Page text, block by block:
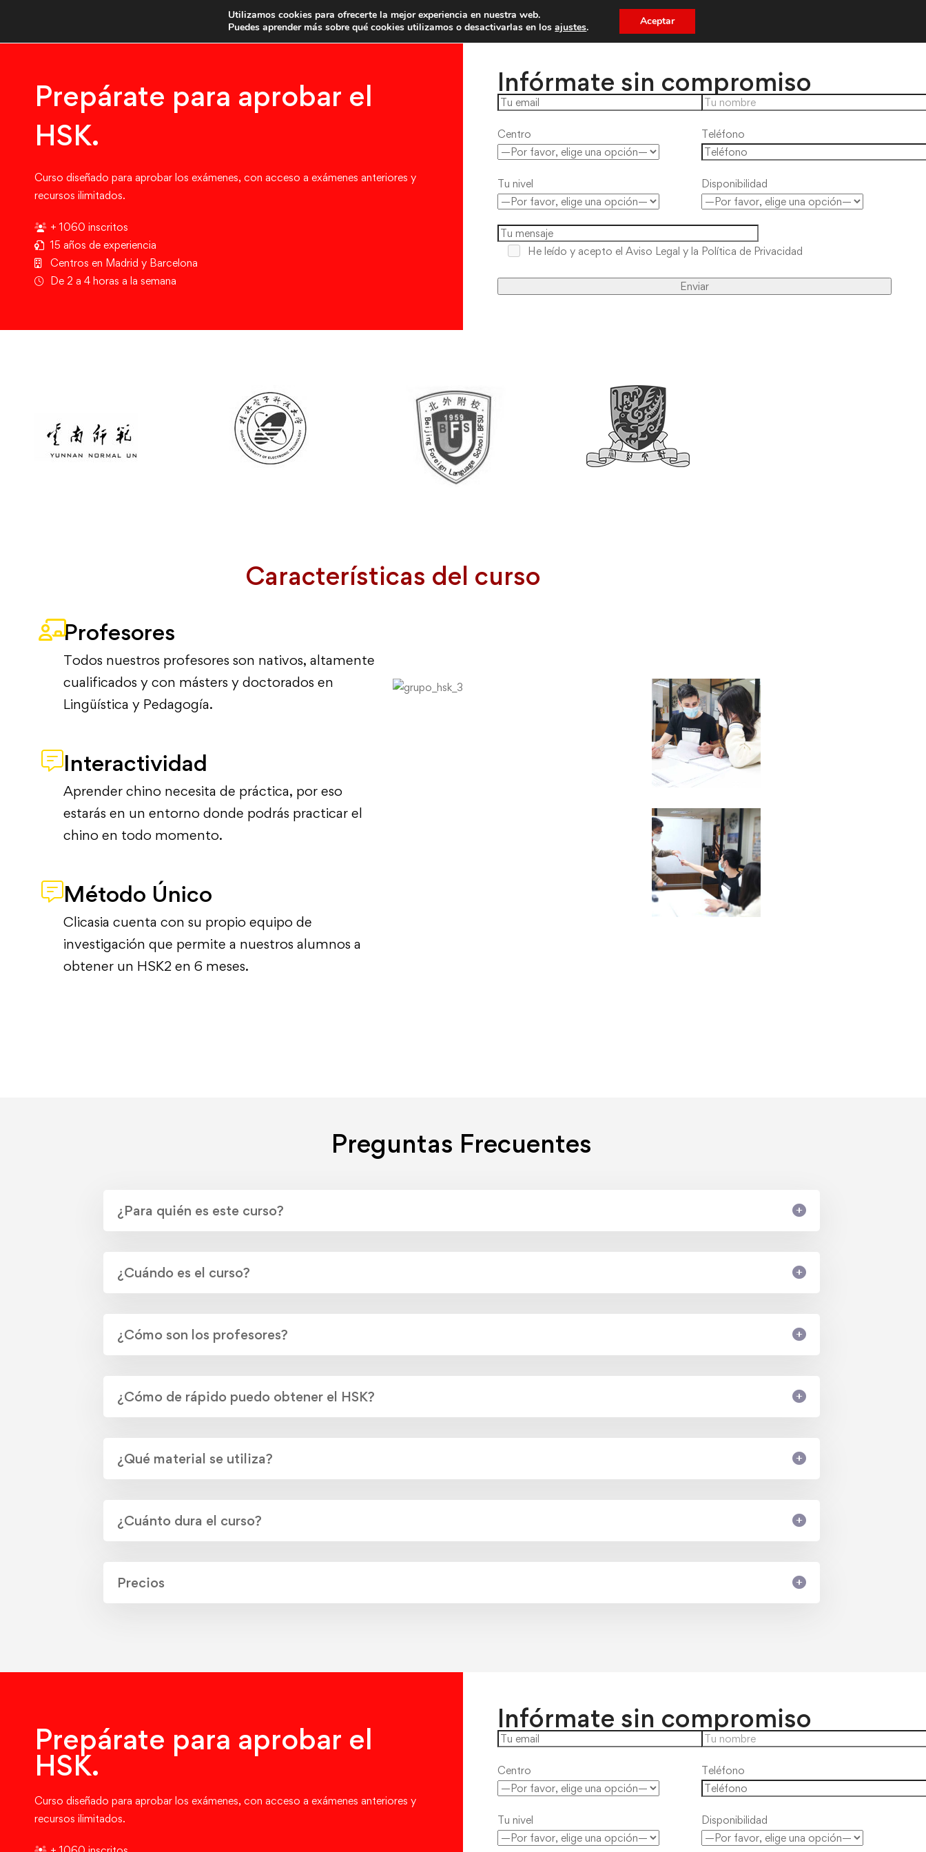
Últimas plazas para examenes de este año Inscríbete
Prepárate para aprobar el
HSK.
Curso diseñado para aprobar los exámenes, con acceso a exámenes anteriores y
recursos ilimitados.
+ 1060 inscritos
15 años de experiencia
Centros en Madrid y Barcelona
De 2 a 4 horas a la semana
Infórmate sin compromiso
Centro Teléfono
Tu nivel Disponibilidad
He leído y acepto el Aviso Legal y la Política de Privacidad
Características del curso
Profesores
Todos nuestros profesores son nativos, altamente
cualificados y con másters y doctorados en
Lingüística y Pedagogía.
Interactividad
Aprender chino necesita de práctica, por eso
estarás en un entorno donde podrás practicar el
chino en todo momento.
Método Único
Clicasia cuenta con su propio equipo de
investigación que permite a nuestros alumnos a
obtener un HSK2 en 6 meses.
Preguntas Frecuentes
¿Para quién es este curso?
¿Cuándo es el curso?
¿Cómo son los profesores?
¿Cómo de rápido puedo obtener el HSK?
¿Qué material se utiliza?
¿Cuánto dura el curso?
Precios
Prepárate para aprobar el
HSK.
Curso diseñado para aprobar los exámenes, con acceso a exámenes anteriores y
recursos ilimitados.
Infórmate sin compromiso
Centro Teléfono
Tu nivel Disponibilidad
Utilizamos cookies para ofrecerte la mejor experiencia en nuestra web.
Puedes aprender más sobre qué cookies utilizamos o desactivarlas en losajustes. Aceptar